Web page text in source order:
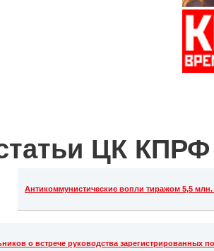
ЦК КПРФ
Антикоммунистические вопли тиражом 5,5 млн.
о встрече руководства зарегистрированных